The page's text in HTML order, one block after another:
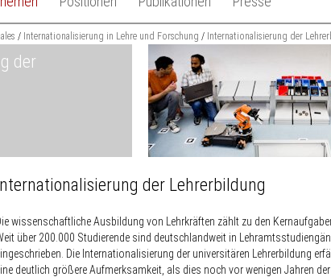
Hochschulen
Studium
Lehre
Gesamtliste HRK Publikationen
Tagungen
Pressemitteilungen
Anmeldung
Ansprechpartner
Internationalisierung in Lehre und Forschung Internationalisierung der
der
der Lehrerbildung
wissenschaftliche Ausbildung von Lehrkräften zählt zu den
über 200.000 Studierende sind deutschlandweit in
Die Internationalisierung der universitären Lehrerbildung
deutlich größere Aufmerksamkeit, als dies noch vor wenigen Jahren der